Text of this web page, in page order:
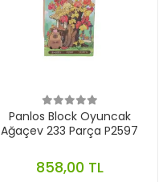
Panlos Block Oyuncak
Ağaçev 233 Parça P2597
858,00 TL